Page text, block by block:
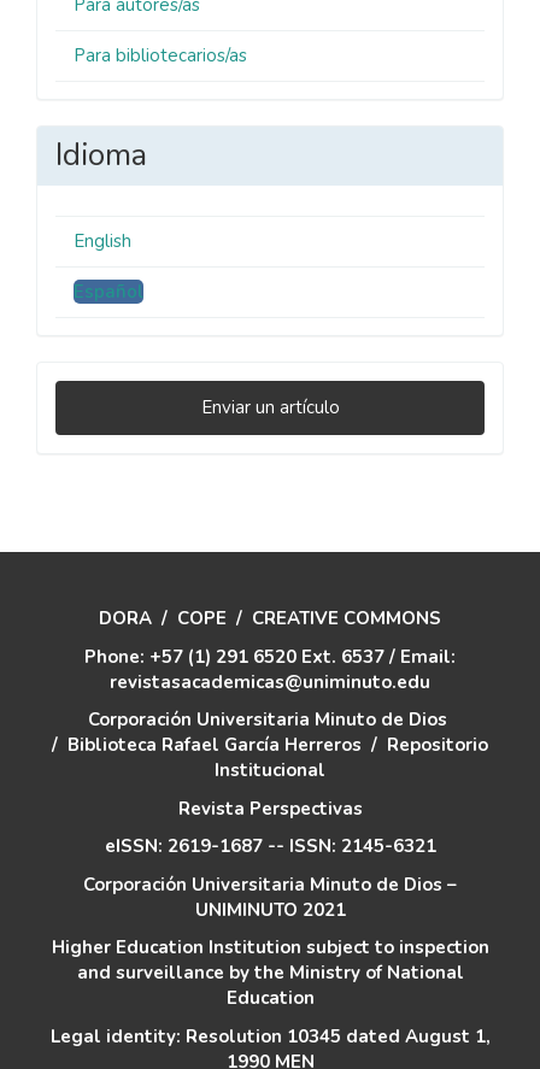
Para bibliotecarios/as
Idioma
English
Español
Enviar
un
Enviar un artículo
DORA / COPE / CREATIVE COMMONS
Phone: +57 (1) 291 6520 Ext. 6537 / Email:
revistasacademicas@uniminuto.edu
Corporación Universitaria Minuto de Dios
/ Biblioteca Rafael García Herreros / Repositorio
Institucional
Revista Perspectivas
eISSN: 2619-1687 -- ISSN: 2145-6321
Corporación Universitaria Minuto de Dios –
UNIMINUTO 2021
Higher Education Institution subject to inspection
and surveillance by the Ministry of National
Education
Legal identity: Resolution 10345 dated August 1,
1990 MEN